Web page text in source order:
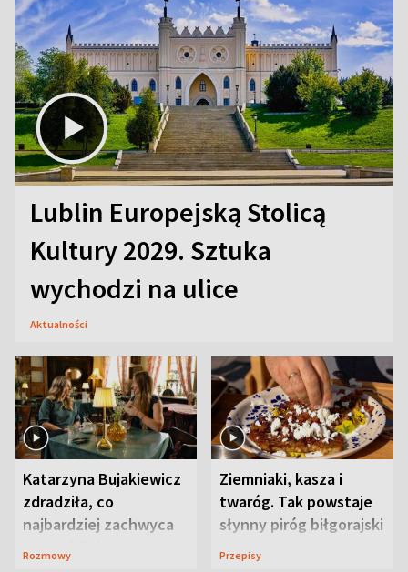
Lublin Europejską Stolicą
Kultury 2029. Sztuka
wychodzi na ulice
Aktualności
Katarzyna Bujakiewicz
zdradziła, co
najbardziej zachwyca
ją w Lublinie
Rozmowy
Ziemniaki, kasza i
twaróg. Tak powstaje
słynny piróg biłgorajski
Przepisy